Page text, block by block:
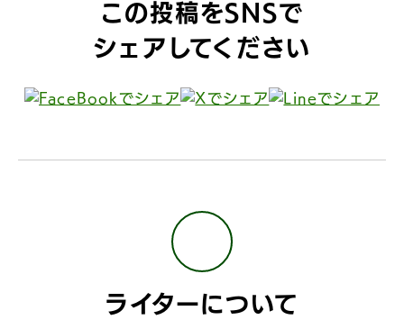
この投稿をSNSで
シェアしてください
ライターについて